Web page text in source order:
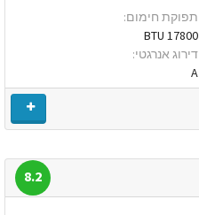
תפוקת חימום:
17800 BTU
דירוג אנרגטי:
A
8.2